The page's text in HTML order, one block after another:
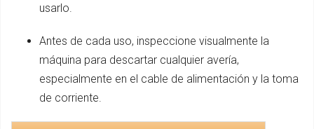
usarlo.
Antes de cada uso, inspeccione visualmente la
máquina para descartar cualquier avería,
especialmente en el cable de alimentación y la toma
de corriente.